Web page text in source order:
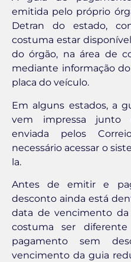
emitida pelo próprio
Detran do estado,
costuma estar
do órgão, na área de
mediante informação
placa do veículo.
Em alguns estados, a
vem impressa junto
enviada pelos
necessário acessar o
la.
Antes de emitir e
desconto ainda está
data de vencimento
costuma ser
pagamento sem
vencimento da guia